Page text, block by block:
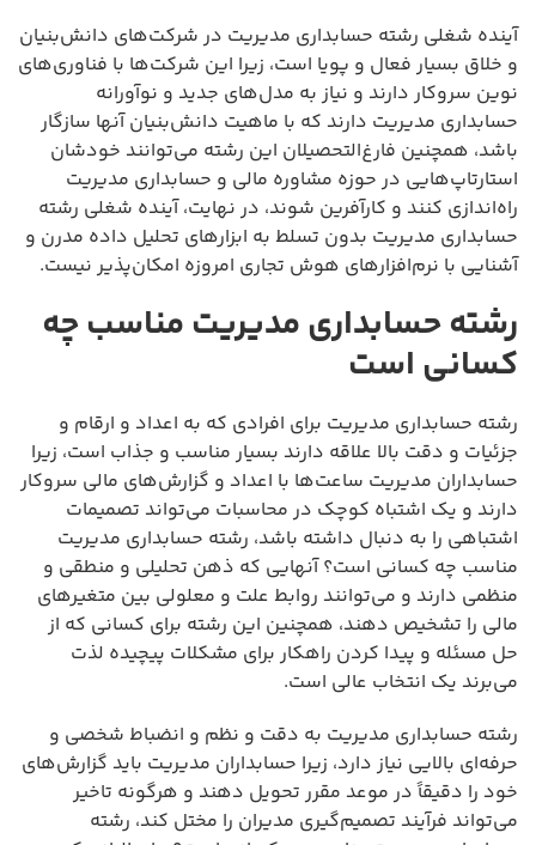
آینده شغلی رشته حسابداری مدیریت در شرکت‌های دانش‌بنیان
و خلاق بسیار فعال و پویا است، زیرا این شرکت‌ها با فناوری‌های
نوین سروکار دارند و نیاز به مدل‌های جدید و نوآورانه
حسابداری مدیریت دارند که با ماهیت دانش‌بنیان آنها سازگار
باشد، همچنین فارغ‌التحصیلان این رشته می‌توانند خودشان
استارتاپ‌هایی در حوزه مشاوره مالی و حسابداری مدیریت
راه‌اندازی کنند و کارآفرین شوند، در نهایت، آینده شغلی رشته
حسابداری مدیریت بدون تسلط به ابزارهای تحلیل داده مدرن و
آشنایی با نرم‌افزارهای هوش تجاری امروزه امکان‌پذیر نیست.
رشته حسابداری مدیریت مناسب چه
کسانی است
رشته حسابداری مدیریت برای افرادی که به اعداد و ارقام و
جزئیات و دقت بالا علاقه دارند بسیار مناسب و جذاب است، زیرا
حسابداران مدیریت ساعت‌ها با اعداد و گزارش‌های مالی سروکار
دارند و یک اشتباه کوچک در محاسبات می‌تواند تصمیمات
اشتباهی را به دنبال داشته باشد، رشته حسابداری مدیریت
مناسب چه کسانی است؟ آنهایی که ذهن تحلیلی و منطقی و
منظمی دارند و می‌توانند روابط علت و معلولی بین متغیرهای
مالی را تشخیص دهند، همچنین این رشته برای کسانی که از
حل مسئله و پیدا کردن راهکار برای مشکلات پیچیده لذت
می‌برند یک انتخاب عالی است.
رشته حسابداری مدیریت به دقت و نظم و انضباط شخصی و
حرفه‌ای بالایی نیاز دارد، زیرا حسابداران مدیریت باید گزارش‌های
خود را دقیقاً در موعد مقرر تحویل دهند و هرگونه تاخیر
می‌تواند فرآیند تصمیم‌گیری مدیران را مختل کند، رشته